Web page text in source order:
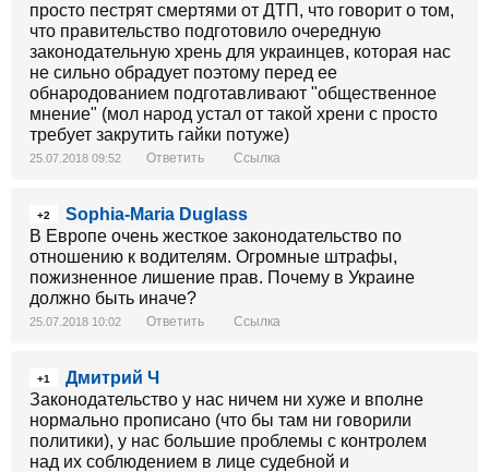
просто пестрят смертями от ДТП, что говорит о том,
что правительство подготовило очередную
законодательную хрень для украинцев, которая нас
не сильно обрадует поэтому перед ее
обнародованием подготавливают "общественное
мнение" (мол народ устал от такой хрени с просто
требует закрутить гайки потуже)
25.07.2018 09:52 Ответить Ссылка
+2
Sophia-Maria Duglass
В Европе очень жесткое законодательство по
отношению к водителям. Огромные штрафы,
пожизненное лишение прав. Почему в Украине
должно быть иначе?
25.07.2018 10:02 Ответить Ссылка
+1
Дмитрий Ч
Законодательство у нас ничем ни хуже и вполне
нормально прописано (что бы там ни говорили
политики), у нас большие проблемы с контролем
над их соблюдением в лице судебной и